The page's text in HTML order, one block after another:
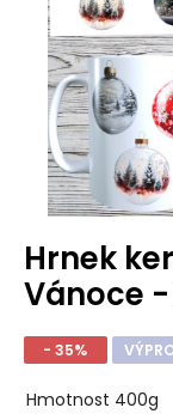
Hrnek
Vánoce
- 35%
Hmotnost 400g